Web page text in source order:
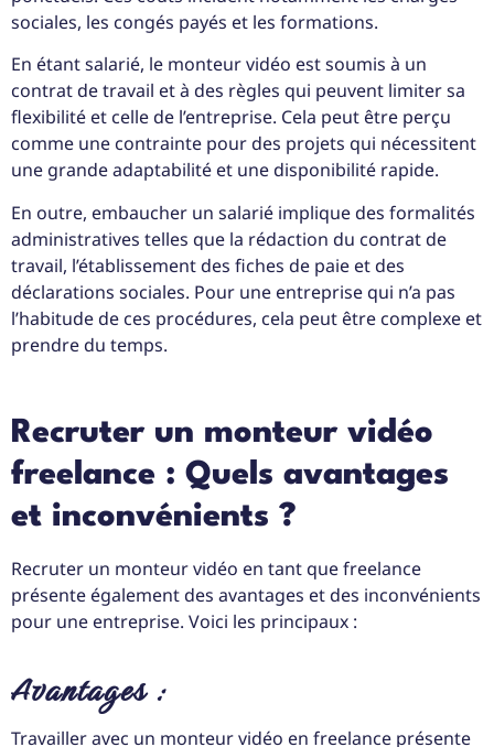
sociales, les congés payés et les formations.
En étant salarié, le monteur vidéo est soumis à un
contrat de travail et à des règles qui peuvent limiter sa
flexibilité et celle de l’entreprise. Cela peut être perçu
comme une contrainte pour des projets qui nécessitent
une grande adaptabilité et une disponibilité rapide.
En outre, embaucher un salarié implique des formalités
administratives telles que la rédaction du contrat de
travail, l’établissement des fiches de paie et des
déclarations sociales. Pour une entreprise qui n’a pas
l’habitude de ces procédures, cela peut être complexe et
prendre du temps.
Recruter un monteur vidéo
freelance : Quels avantages
et inconvénients ?
Recruter un monteur vidéo en tant que freelance
présente également des avantages et des inconvénients
pour une entreprise. Voici les principaux :
Avantages :
Travailler avec un monteur vidéo en freelance présente